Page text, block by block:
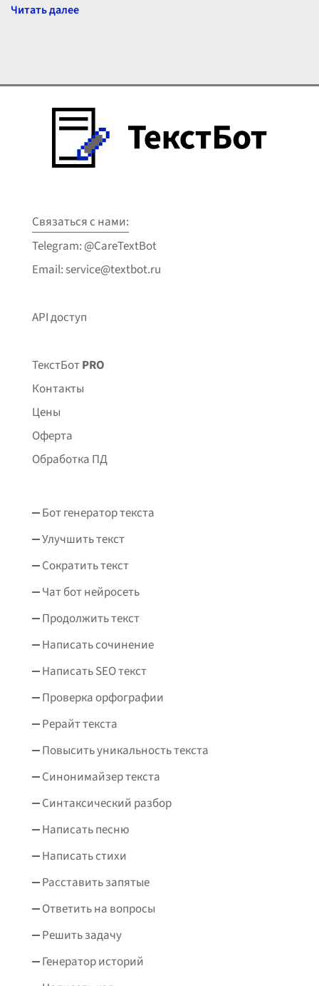
Связаться с нами:
Telegram: @CareTextBot
Email: service@textbot.ru
API доступ
ТекстБотPRO
Контакты
Цены
Оферта
Обработка ПД
Бот генератор текста
Улучшить текст
Сократить текст
Чат бот нейросеть
Продолжить текст
Написать сочинение
Написать SEO текст
Проверка орфографии
Рерайт текста
Повысить уникальность текста
Синонимайзер текста
Синтаксический разбор
Написать песню
Написать стихи
Расставить запятые
Ответить на вопросы
Решить задачу
Генератор историй